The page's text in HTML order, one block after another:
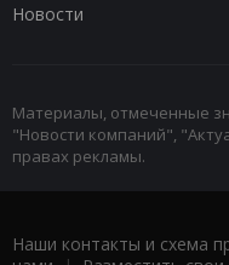
Новости
Материалы, отмеченные
"Новости компаний",
правах рекламы.
Наши контакты и схема